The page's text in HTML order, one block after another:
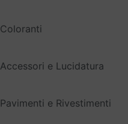
Coloranti
Accessori e Lucidatura
Pavimenti e Rivestimenti